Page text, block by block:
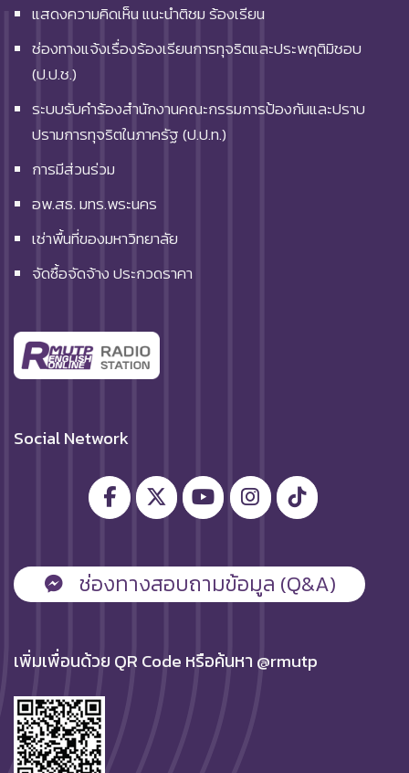
แสดงความคิดเห็น แนะนำติชม ร้องเรียน
ช่องทางแจ้งเรื่องร้องเรียนการทุจริตและประพฤติมิชอบ
(ป.ป.ช.)
ระบบรับคำร้องสำนักงานคณะกรรมการป้องกันและปราบ
ปรามการทุจริตในภาครัฐ (ป.ป.ท.)
การมีส่วนร่วม
อพ.สธ. มทร.พระนคร
เช่าพื้นที่ของมหาวิทยาลัย
จัดซื้อจัดจ้าง ประกวดราคา
Social Network
ช่องทางสอบถามข้อมูล (Q&A)
เพิ่มเพื่อนด้วย QR Code หรือค้นหา @rmutp